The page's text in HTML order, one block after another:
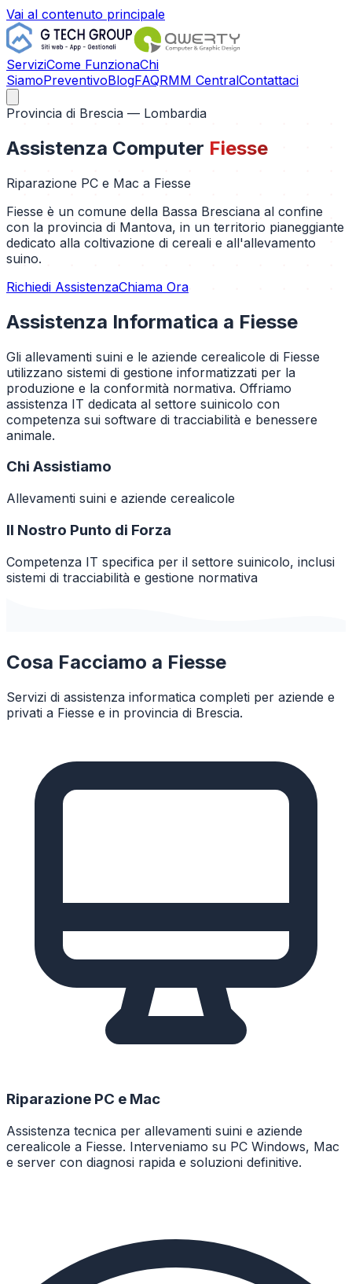
Vai al contenuto principale
ServiziCome FunzionaChi
SiamoPreventivoBlogFAQRMM CentralContattaci
Provincia di Brescia — Lombardia
Assistenza Computer Fiesse
Riparazione PC e Mac a Fiesse
Fiesse è un comune della Bassa Bresciana al confine
con la provincia di Mantova, in un territorio pianeggiante
dedicato alla coltivazione di cereali e all'allevamento
suino.
Richiedi AssistenzaChiama Ora
Assistenza Informatica a Fiesse
Gli allevamenti suini e le aziende cerealicole di Fiesse
utilizzano sistemi di gestione informatizzati per la
produzione e la conformità normativa. Offriamo
assistenza IT dedicata al settore suinicolo con
competenza sui software di tracciabilità e benessere
animale.
Chi Assistiamo
Allevamenti suini e aziende cerealicole
Il Nostro Punto di Forza
Competenza IT specifica per il settore suinicolo, inclusi
sistemi di tracciabilità e gestione normativa
Cosa Facciamo a Fiesse
Servizi di assistenza informatica completi per aziende e
privati a Fiesse e in provincia di Brescia.
Riparazione PC e Mac
Assistenza tecnica per allevamenti suini e aziende
cerealicole a Fiesse. Interveniamo su PC Windows, Mac
e server con diagnosi rapida e soluzioni definitive.